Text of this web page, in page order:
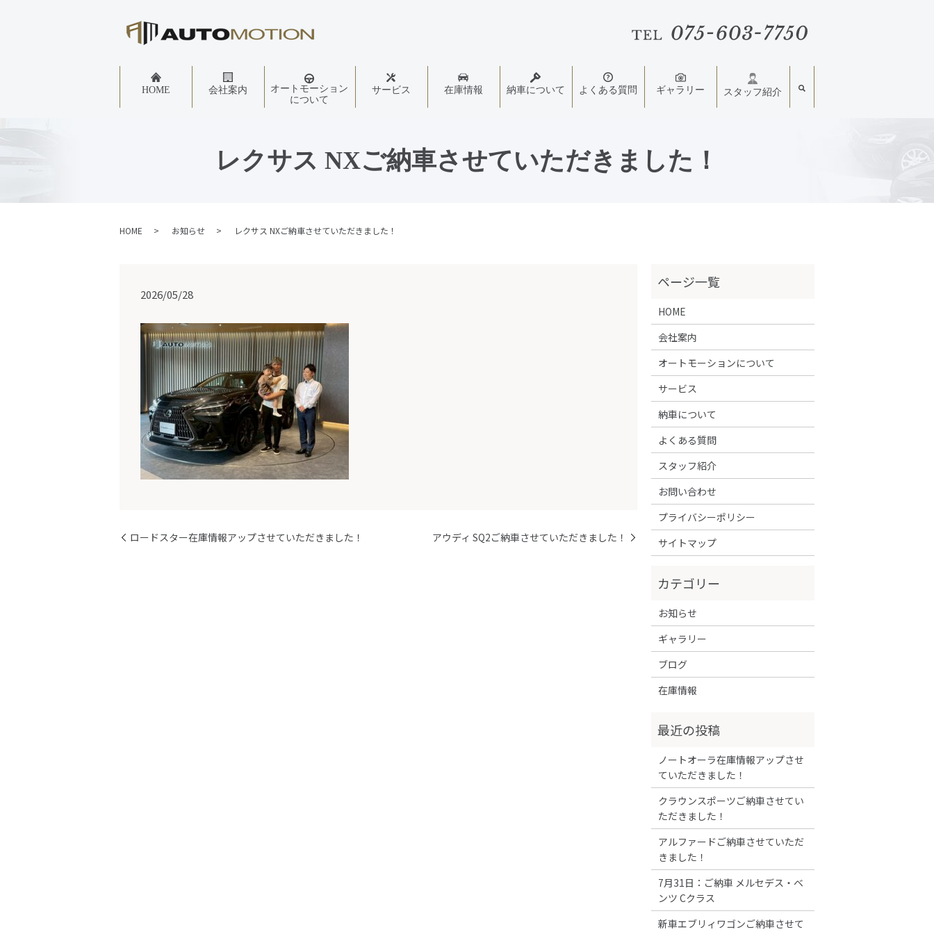
HOME 会社案内
オートモーション
について
サービス 在庫情報 納車について よくある質問 ギャラリー スタッフ紹介
レクサス NXご納車させていただきました！
HOME お知らせ レクサス NXご納車させていただきました！
2026/05/28
ロードスター在庫情報アップさせていただきました！ アウディ SQ2ご納車させていただきました！
HOME
会社案内
オートモーションについて
サービス
納車について
よくある質問
スタッフ紹介
お問い合わせ
プライバシーポリシー
サイトマップ
お知らせ
ギャラリー
ブログ
在庫情報
ノートオーラ在庫情報アップさせ
ていただきました！
クラウンスポーツご納車させてい
ただきました！
アルファードご納車させていただ
きました！
7月31日：ご納車 メルセデス・ベ
ンツ Cクラス
新車エブリィワゴンご納車させて